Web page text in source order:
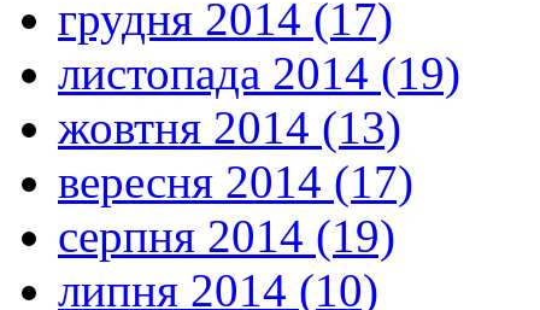
грудня 2014 (17)
листопада 2014 (19)
жовтня 2014 (13)
вересня 2014 (17)
серпня 2014 (19)
липня 2014 (10)